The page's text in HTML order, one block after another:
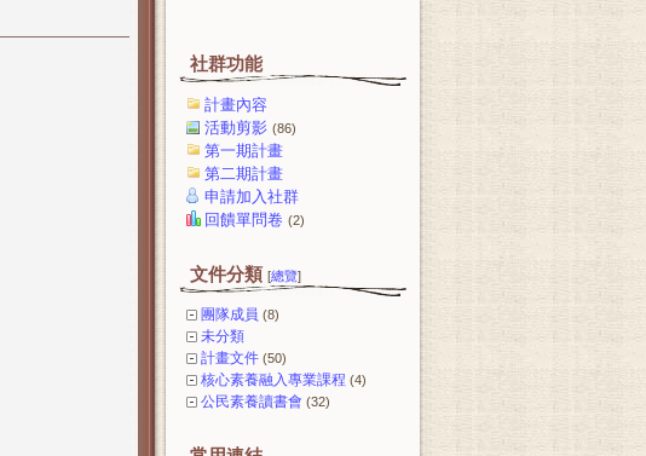
社群功能
計畫內容
活動剪影 (86)
第一期計畫
第二期計畫
申請加入社群
回饋單問卷 (2)
文件分類 [總覽]
團隊成員 (8)
未分類
計畫文件 (50)
核心素養融入專業課程 (4)
公民素養讀書會 (32)